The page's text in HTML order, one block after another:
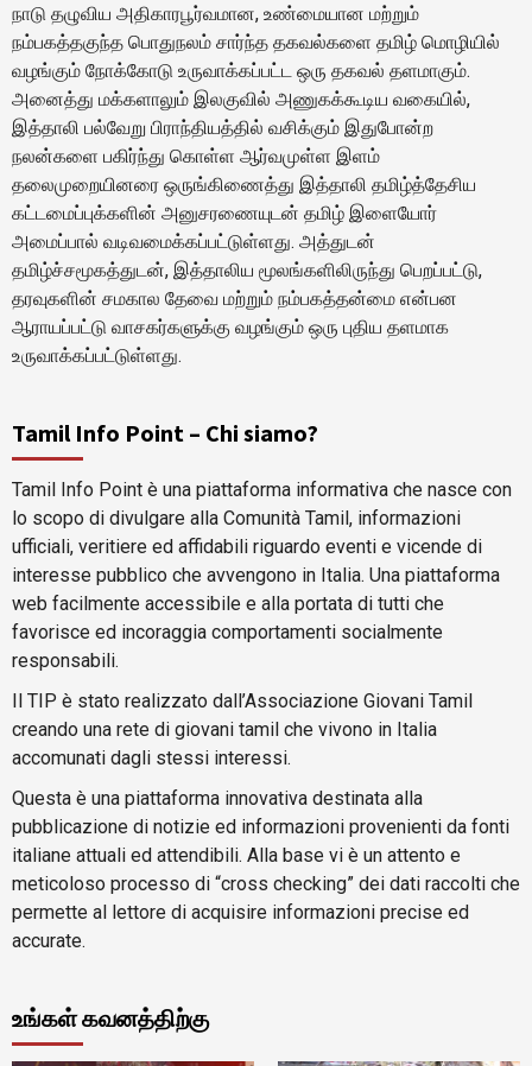
நாடு தழுவிய அதிகாரபூர்வமான, உண்மையான மற்றும்
நம்பகத்தகுந்த பொதுநலம் சார்ந்த தகவல்களை தமிழ் மொழியில்
வழங்கும் நோக்கோடு உருவாக்கப்பட்ட ஒரு தகவல் தளமாகும்.
அனைத்து மக்களாலும் இலகுவில் அணுகக்கூடிய வகையில்,
இத்தாலி பல்வேறு பிராந்தியத்தில் வசிக்கும் இதுபோன்ற
நலன்களை பகிர்ந்து கொள்ள ஆர்வமுள்ள இளம்
தலைமுறையினரை ஒருங்கிணைத்து இத்தாலி தமிழ்த்தேசிய
கட்டமைப்புக்களின் அனுசரணையுடன் தமிழ் இளையோர்
அமைப்பால் வடிவமைக்கப்பட்டுள்ளது. அத்துடன்
தமிழ்ச்சமூகத்துடன், இத்தாலிய மூலங்களிலிருந்து பெறப்பட்டு,
தரவுகளின் சமகால தேவை மற்றும் நம்பகத்தன்மை என்பன
ஆராயப்பட்டு வாசகர்களுக்கு வழங்கும் ஒரு புதிய தளமாக
உருவாக்கப்பட்டுள்ளது.
Tamil Info Point – Chi siamo?
Tamil Info Point è una piattaforma informativa che nasce con
lo scopo di divulgare alla Comunità Tamil, informazioni
ufficiali, veritiere ed affidabili riguardo eventi e vicende di
interesse pubblico che avvengono in Italia. Una piattaforma
web facilmente accessibile e alla portata di tutti che
favorisce ed incoraggia comportamenti socialmente
responsabili.
Il TIP è stato realizzato dall’Associazione Giovani Tamil
creando una rete di giovani tamil che vivono in Italia
accomunati dagli stessi interessi.
Questa è una piattaforma innovativa destinata alla
pubblicazione di notizie ed informazioni provenienti da fonti
italiane attuali ed attendibili. Alla base vi è un attento e
meticoloso processo di “cross checking” dei dati raccolti che
permette al lettore di acquisire informazioni precise ed
accurate.
உங்கள் கவனத்திற்கு